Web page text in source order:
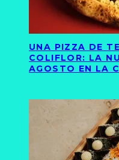
UNA PIZZA DE
COLIFLOR: LA
AGOSTO EN LA